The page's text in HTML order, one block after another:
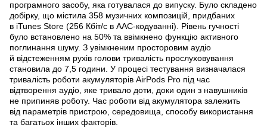
програмного засобу, яка готувалася до випуску. Було складено
добірку, що містила 358 музичних композицій, придбаних
в iTunes Store (256 Кбіт/с в AAC‑кодуванні). Рівень гучності
було встановлено на 50% та ввімкнено функцію активного
поглинання шуму. З увімкненим просторовим аудіо
й відстеженням рухів голови тривалість прослуховування
становила до 7,5 години. У процесі тестування визначалася
тривалість роботи акумуляторів AirPods Pro під час
відтворення аудіо, яке тривало доти, доки один з навушників
не припиняв роботу. Час роботи від акумулятора залежить
від параметрів пристрою, середовища, способу використання
та багатьох інших факторів.